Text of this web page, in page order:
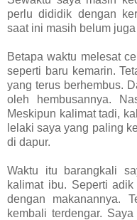
perlu dididik dengan
saat ini masih belum
Betapa waktu melesat
seperti baru kemarin.
yang terus berhembus.
oleh hembusannya.
Meskipun kalimat tadi,
lelaki saya yang paling
di dapur.
Waktu itu barangkali
kalimat ibu. Seperti
dengan makanannya.
kembali terdengar.